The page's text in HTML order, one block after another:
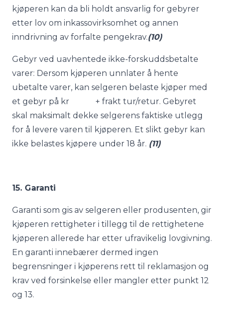
kjøperen kan da bli holdt ansvarlig for gebyrer
etter lov om inkassovirksomhet og annen
inndrivning av forfalte pengekrav.(10)
Gebyr ved uavhentede ikke-forskuddsbetalte
varer: Dersom kjøperen unnlater å hente
ubetalte varer, kan selgeren belaste kjøper med
et gebyr på kr + frakt tur/retur. Gebyret
skal maksimalt dekke selgerens faktiske utlegg
for å levere varen til kjøperen. Et slikt gebyr kan
ikke belastes kjøpere under 18 år. (11)
15. Garanti
Garanti som gis av selgeren eller produsenten, gir
kjøperen rettigheter i tillegg til de rettighetene
kjøperen allerede har etter ufravikelig lovgivning.
En garanti innebærer dermed ingen
begrensninger i kjøperens rett til reklamasjon og
krav ved forsinkelse eller mangler etter punkt 12
og 13.